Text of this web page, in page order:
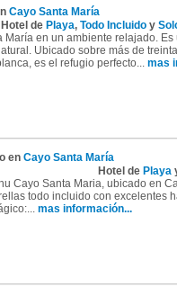
Cayo Santa María
Hotel de Playa, Todo Incluidoy
en un ambiente relajado. Es
Ubicado sobre más de
es el refugio perfecto... mas
en Cayo Santa María
Hotel de Playa
Cayo Santa Maria, ubicado en
todo incluido con excelentes
mas información...